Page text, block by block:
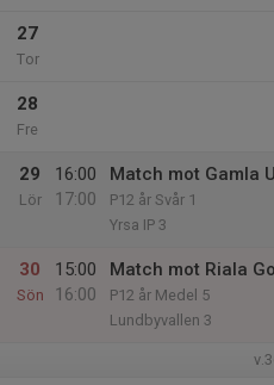
27
Tor
28
Fre
29
Lör
16:00
17:00
Match mot Gamla
P12 år Svår 1
Yrsa IP 3
30
Sön
15:00
16:00
Match mot Riala
P12 år Medel 5
Lundbyvallen 3